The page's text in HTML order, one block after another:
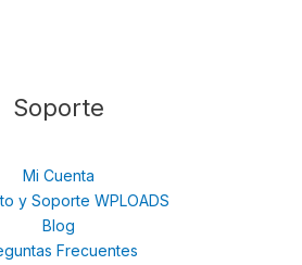
Soporte
Mi Cuenta
y Soporte WPLOADS
Blog
Frecuentes